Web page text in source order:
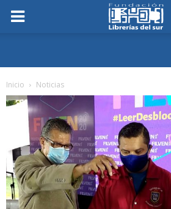
Inicio Noticias